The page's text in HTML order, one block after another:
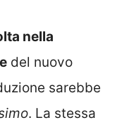
nella
del nuovo
sarebbe
. La stessa